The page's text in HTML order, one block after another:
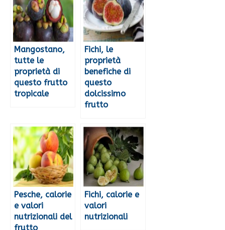
Mangostano,
tutte le
proprietà di
questo frutto
tropicale
Fichi, le
proprietà
benefiche di
questo
dolcissimo
frutto
Pesche, calorie
e valori
nutrizionali del
frutto
Fichi, calorie e
valori
nutrizionali